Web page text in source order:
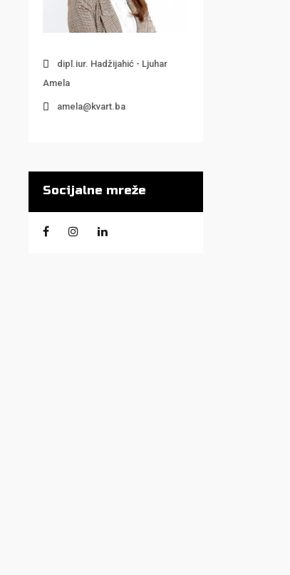
dipl.iur. Hadžijahić - Ljuhar
Amela
amela@kvart.ba
Socijalne mreže